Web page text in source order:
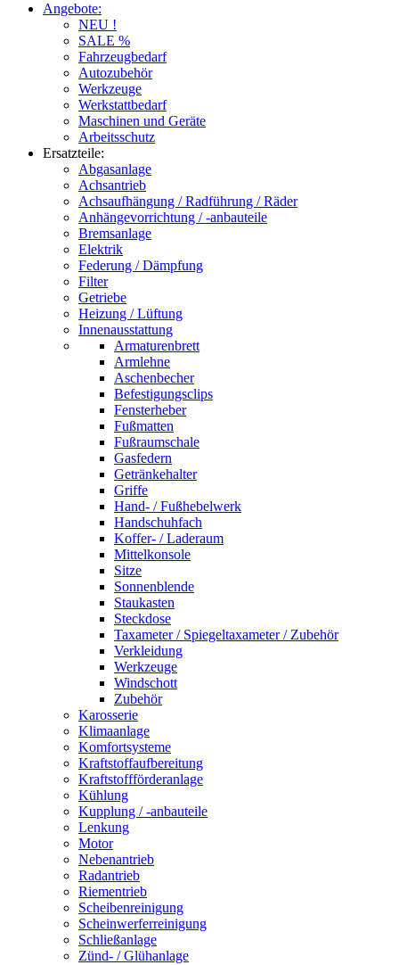
Angebote:
NEU !
SALE %
Fahrzeugbedarf
Autozubehör
Werkzeuge
Werkstattbedarf
Maschinen und Geräte
Arbeitsschutz
Ersatzteile:
Abgasanlage
Achsantrieb
Achsaufhängung / Radführung / Räder
Anhängevorrichtung / -anbauteile
Bremsanlage
Elektrik
Federung / Dämpfung
Filter
Getriebe
Heizung / Lüftung
Innenausstattung
Armaturenbrett
Armlehne
Aschenbecher
Befestigungsclips
Fensterheber
Fußmatten
Fußraumschale
Gasfedern
Getränkehalter
Griffe
Hand- / Fußhebelwerk
Handschuhfach
Koffer- / Laderaum
Mittelkonsole
Sitze
Sonnenblende
Staukasten
Steckdose
Taxameter / Spiegeltaxameter / Zubehör
Verkleidung
Werkzeuge
Windschott
Zubehör
Karosserie
Klimaanlage
Komfortsysteme
Kraftstoffaufbereitung
Kraftstoffförderanlage
Kühlung
Kupplung / -anbauteile
Lenkung
Motor
Nebenantrieb
Radantrieb
Riementrieb
Scheibenreinigung
Scheinwerferreinigung
Schließanlage
Zünd- / Glühanlage